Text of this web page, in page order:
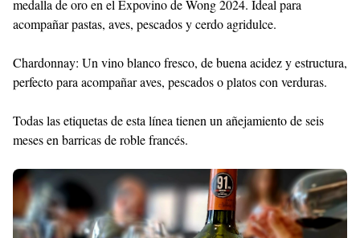
medalla de oro en el Expovino de Wong 2024. Ideal para
acompañar pastas, aves, pescados y cerdo agridulce.
Chardonnay: Un vino blanco fresco, de buena acidez y estructura,
perfecto para acompañar aves, pescados o platos con verduras.
Todas las etiquetas de esta línea tienen un añejamiento de seis
meses en barricas de roble francés.